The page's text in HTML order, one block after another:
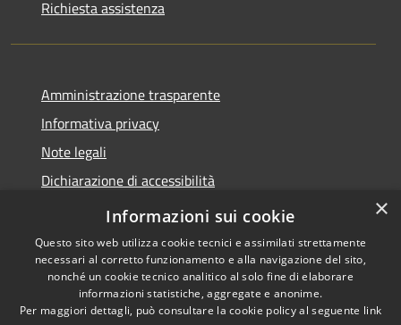
Richiesta assistenza
Amministrazione trasparente
Informativa privacy
Note legali
Dichiarazione di accessibilità
Moduli Privacy Amministrazione trasparente
Accessibilità
Copyright © 2026 • Comune di
Limana • Powered by
×
Informazioni sui cookie
Questo sito web utilizza cookie tecnici e assimilati strettamente
necessari al corretto funzionamento e alla navigazione del sito,
nonché un cookie tecnico analitico al solo fine di elaborare
informazioni statistiche, aggregate e anonime.
Per maggiori dettagli, può consultare la cookie policy al seguente link